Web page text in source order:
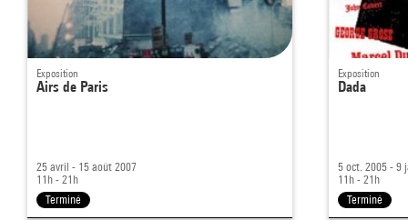
Exposition
Airs de Paris
25 avril - 15 août 2007
11h - 21h
Terminé
Exposition
Dada
5 oct. 2005 - 9
11h - 21h
Terminé